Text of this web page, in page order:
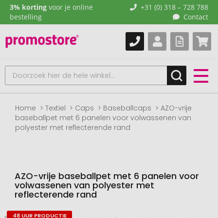
3% korting voor je online
bestelling
+31 (0) 318 – 728 788
Contact
Home Textiel Caps Baseballcaps
AZO-vrije
baseballpet met 6 panelen voor volwassenen van
polyester met reflecterende rand
AZO-vrije baseballpet met 6 panelen voor
volwassenen van polyester met
reflecterende rand
48 UUR PRODUCTIE